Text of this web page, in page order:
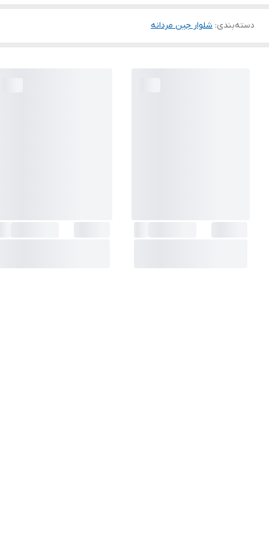
دسته‌بندی: شلوار جین مردانه